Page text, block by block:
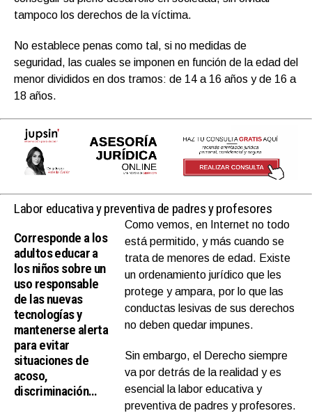
tampoco los derechos de la víctima.
No establece penas como tal, si no medidas de
seguridad, las cuales se imponen en función de la edad del
menor divididos en dos tramos: de 14 a 16 años y de 16 a
18 años.
Labor educativa y preventiva de padres y profesores
Corresponde a los
adultos educar a
los niños sobre un
uso responsable
de las nuevas
tecnologías y
mantenerse alerta
para evitar
situaciones de
acoso,
discriminación…
Como vemos, en Internet no todo
está permitido, y más cuando se
trata de menores de edad. Existe
un ordenamiento jurídico que les
protege y ampara, por lo que las
conductas lesivas de sus derechos
no deben quedar impunes.
Sin embargo, el Derecho siempre
va por detrás de la realidad y es
esencial la labor educativa y
preventiva de padres y profesores.